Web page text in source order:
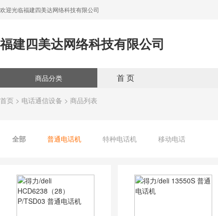
欢迎光临福建四美达网络科技有限公司
福建四美达网络科技有限公司
商品分类 首 页
首页 > 电话通信设备 > 商品列表
全部 普通电话机 特种电话机 移动电话